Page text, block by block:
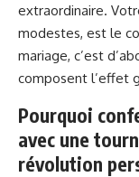
extraordinaire.
modestes, est le
mariage, c’est
composent l’effet
Pourquoi
avec une
révolution